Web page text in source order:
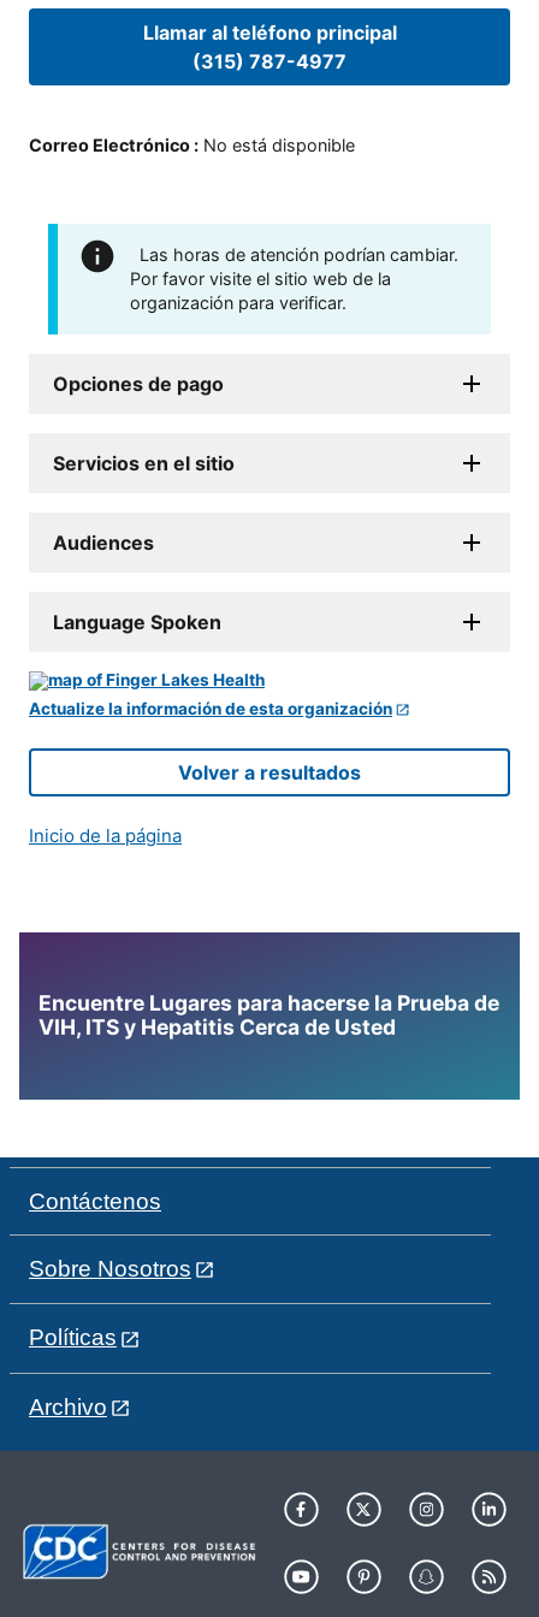
Llamar al teléfono principal
(315) 787-4977
Correo Electrónico : No está disponible
Las horas de atención podrían cambiar.
Por favor visite el sitio web de la
organización para verificar.
Opciones de pago
Servicios en el sitio
Audiences
Language Spoken
Actualize la información de esta organización
Volver a resultados
Inicio de la página
Encuentre Lugares para hacerse la Prueba de
VIH, ITS y Hepatitis Cerca de Usted
Contáctenos
Sobre Nosotros
Políticas
Archivo